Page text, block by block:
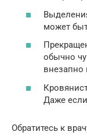
может
обычно
внезапно
Даже
Обратитесь к